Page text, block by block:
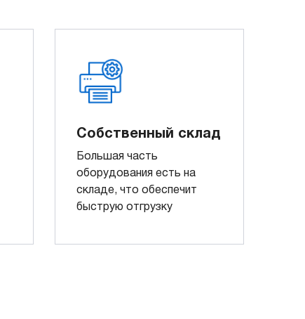
Собственный склад
Большая часть
оборудования есть на
складе, что обеспечит
быструю отгрузку